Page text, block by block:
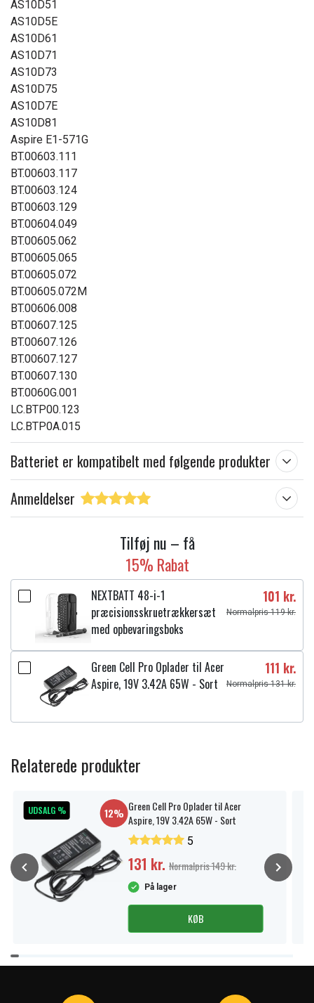
AS10D51
AS10D5E
AS10D61
AS10D71
AS10D73
AS10D75
AS10D7E
AS10D81
Aspire E1-571G
BT.00603.111
BT.00603.117
BT.00603.124
BT.00603.129
BT.00604.049
BT.00605.062
BT.00605.065
BT.00605.072
BT.00605.072M
BT.00606.008
BT.00607.125
BT.00607.126
BT.00607.127
BT.00607.130
BT.0060G.001
LC.BTP00.123
LC.BTP0A.015
Batteriet er kompatibelt med følgende produkter
Anmeldelser
Tilføj nu – få
15% Rabat
NEXTBATT 48-i-1
præcisionsskruetrækkersæt
med opbevaringsboks
101 kr.
Normalpris 119 kr.
Green Cell Pro Oplader til Acer
Aspire, 19V 3.42A 65W - Sort
111 kr.
Normalpris 131 kr.
Relaterede produkter
UDSALG % 12% Green Cell Pro Oplader til Acer
Aspire, 19V 3.42A 65W - Sort
5
131 kr. Normalpris 149 kr.
På lager
KØB
Item
1